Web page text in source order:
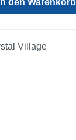
In den Warenkorb